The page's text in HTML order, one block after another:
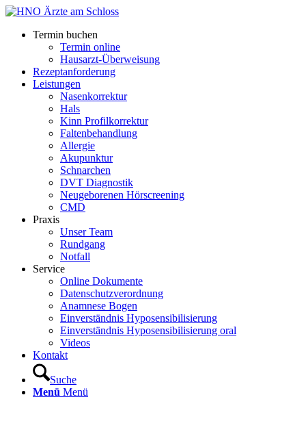
Termin buchen
Termin online
Hausarzt-Überweisung
Rezeptanforderung
Leistungen
Nasenkorrektur
Hals
Kinn Profilkorrektur
Faltenbehandlung
Allergie
Akupunktur
Schnarchen
DVT Diagnostik
Neugeborenen Hörscreening
CMD
Praxis
Unser Team
Rundgang
Notfall
Service
Online Dokumente
Datenschutzverordnung
Anamnese Bogen
Einverständnis Hyposensibilisierung
Einverständnis Hyposensibilisierung oral
Videos
Kontakt
Suche
Menü Menü